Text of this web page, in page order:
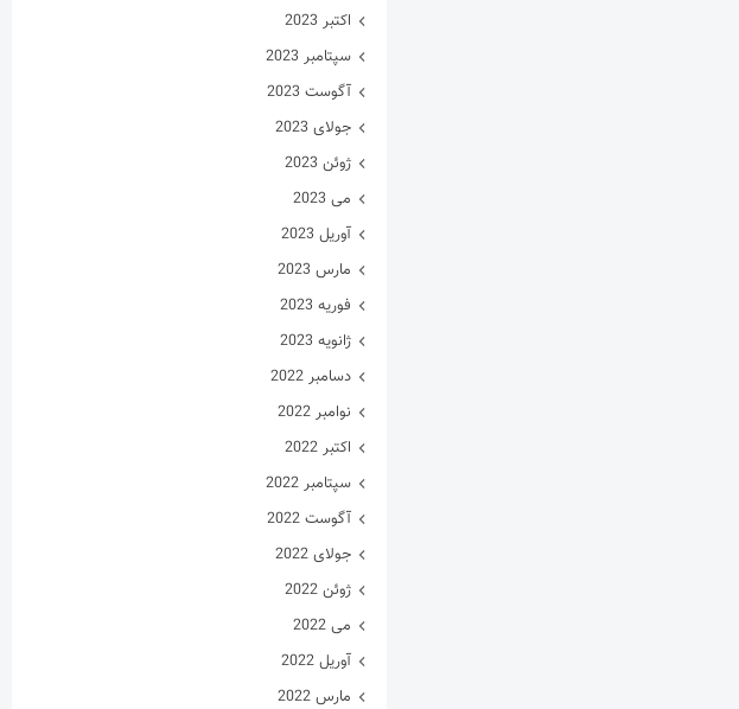
اکتبر 2023
سپتامبر 2023
آگوست 2023
جولای 2023
ژوئن 2023
می 2023
آوریل 2023
مارس 2023
فوریه 2023
ژانویه 2023
دسامبر 2022
نوامبر 2022
اکتبر 2022
سپتامبر 2022
آگوست 2022
جولای 2022
ژوئن 2022
می 2022
آوریل 2022
مارس 2022